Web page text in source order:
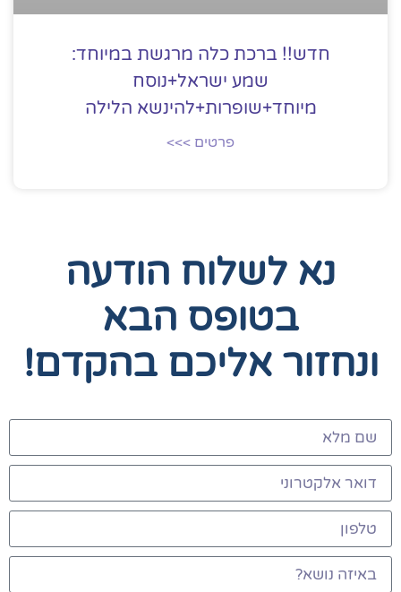
חדש!! ברכת כלה מרגשת במיוחד:
שמע ישראל+נוסח
מיוחד+שופרות+להינשא הלילה
פרטים >>>
נא לשלוח הודעה
בטופס הבא
ונחזור אליכם בהקדם!